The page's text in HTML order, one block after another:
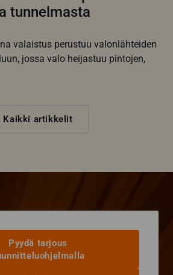
tunnelmasta
valaistus perustuu valonlähteiden
jossa valo heijastuu pintojen,
Kaikki artikkelit
Pyydä tarjous